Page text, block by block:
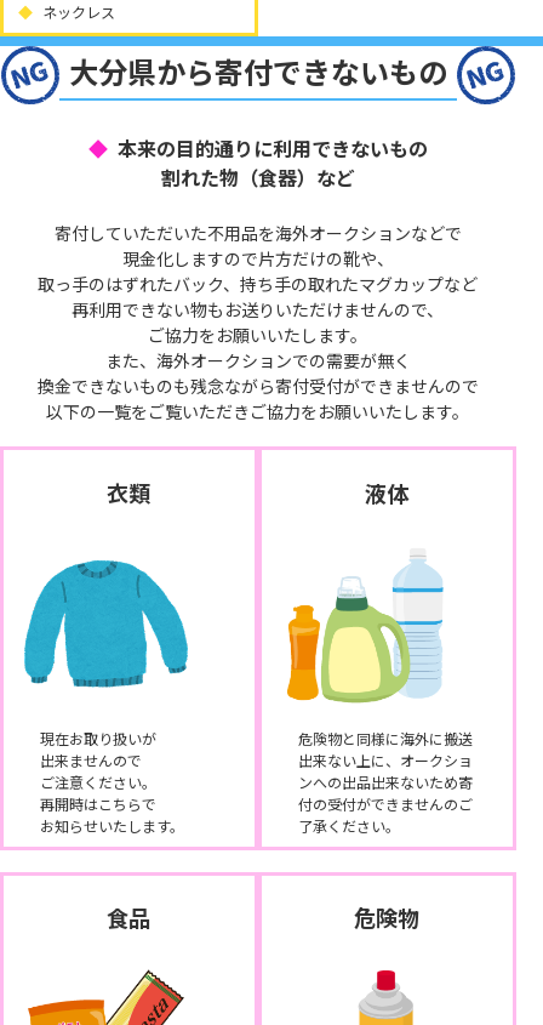
ネックレス
大分県から寄付できないもの
本来の目的通りに利用できないもの
割れた物（食器）など
寄付していただいた不用品を海外オークションなどで
現金化しますので片方だけの靴や、
取っ手のはずれたバック、持ち手の取れたマグカップなど
再利用できない物もお送りいただけませんので、
ご協力をお願いいたします。
また、海外オークションでの需要が無く
換金できないものも残念ながら寄付受付ができませんので
以下の一覧をご覧いただきご協力をお願いいたします。
衣類
現在お取り扱いが
出来ませんので
ご注意ください。
再開時はこちらで
お知らせいたします。
液体
危険物と同様に海外に搬送
出来ない上に、オークショ
ンへの出品出来ないため寄
付の受付ができませんのご
了承ください。
食品 危険物